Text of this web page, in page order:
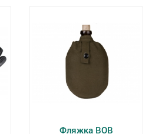
Фляжка ВОВ